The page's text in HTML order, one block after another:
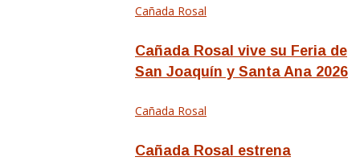
Cañada Rosal
Cañada Rosal vive su Feria de
San Joaquín y Santa Ana 2026
Cañada Rosal
Cañada Rosal estrena